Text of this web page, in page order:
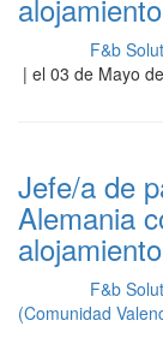
alojamiento
F&b
| el 03 de Mayo
Jefe/a de
Alemania
alojamiento
F&b
(Comunidad